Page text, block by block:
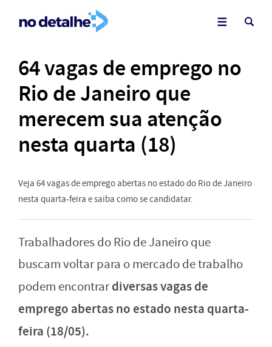
64 vagas de emprego no
Rio de Janeiro que
merecem sua atenção
nesta quarta (18)
Veja 64 vagas de emprego abertas no estado do Rio de Janeiro
nesta quarta-feira e saiba como se candidatar.
Trabalhadores do Rio de Janeiro que
buscam voltar para o mercado de trabalho
podem encontrardiversas vagas de
emprego abertas no estado nesta quarta-
feira (18/05).